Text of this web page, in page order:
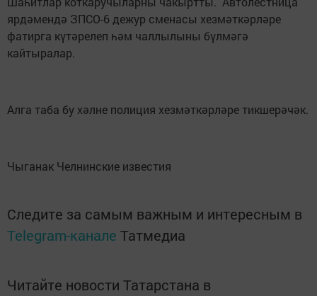
ярдәмендә ЗПСО-6 дежур сменасы хезмәткәрләре
фатирга күтәрелеп һәм чаллылыны бүлмәгә
кайтыралар.
Алга таба бу хәлне полиция хезмәткәрләре тикшерәчәк.
Чыганак Челнинские известия
Следите за самым важным и интересным в
Telegram-канале Татмедиа
Читайте новости Татарстана в